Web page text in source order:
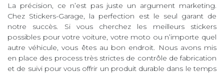
La précision, ce n’est pas juste un argument marketing.
Chez Stickers-Garage, la perfection est le seul garant de
notre succès. Si vous cherchez les meilleurs stickers
possibles pour votre voiture, votre moto ou n’importe quel
autre véhicule, vous êtes au bon endroit. Nous avons mis
en place des process très strictes de contrôle de fabrication
et de suivi pour vous offrir un produit durable dans le temps